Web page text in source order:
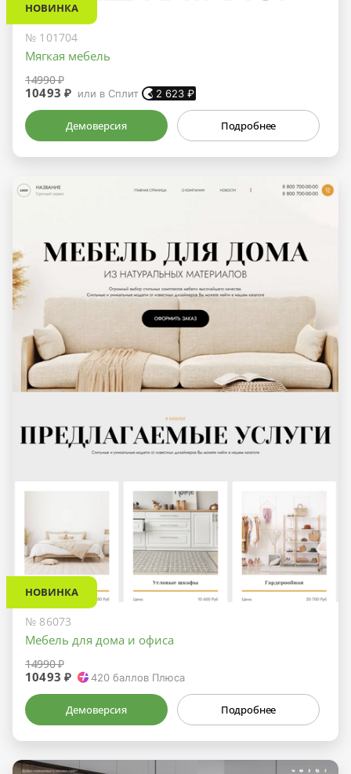
НОВИНКА
№ 101704
Мягкая мебель
14990 ₽
10493 ₽ или в Сплит 2 623 ₽
Демоверсия Подробнее
НОВИНКА
№ 86073
Мебель для дома и офиса
14990 ₽
10493 ₽ 420 баллов Плюса
Демоверсия Подробнее